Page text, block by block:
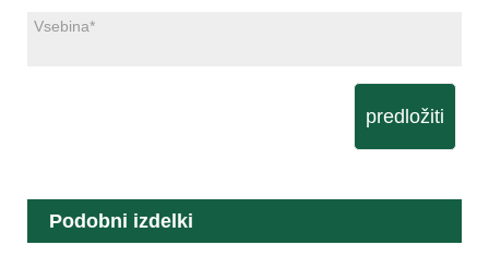
predložiti
Podobni izdelki